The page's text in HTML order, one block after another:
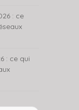
: ce
: ce qui